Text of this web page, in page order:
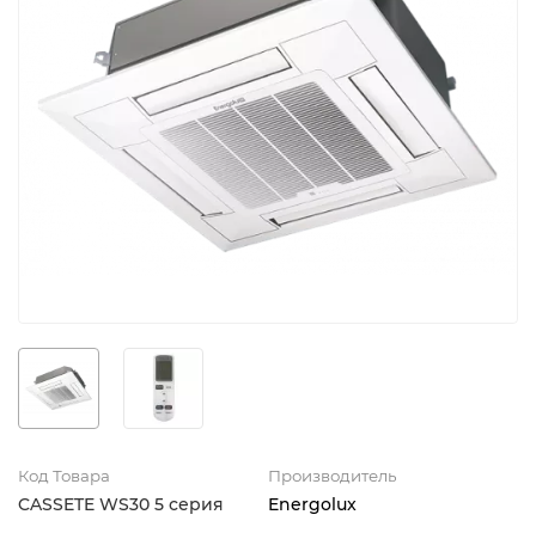
Код Товара
CASSETE WS30 5 серия
Производитель
Energolux